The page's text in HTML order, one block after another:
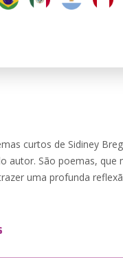
curtos de Sidiney
autor. São poemas, que
uma profunda